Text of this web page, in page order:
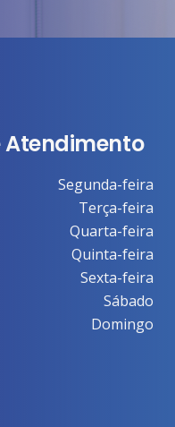
Atendimento
Segunda-feira
Terça-feira
Quarta-feira
Quinta-feira
Sexta-feira
Sábado
Domingo